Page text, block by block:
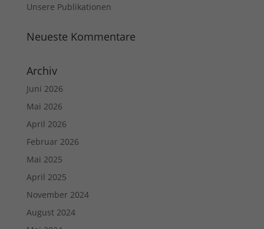
Unsere Publikationen
Neueste Kommentare
Archiv
Juni 2026
Mai 2026
April 2026
Februar 2026
Mai 2025
April 2025
November 2024
August 2024